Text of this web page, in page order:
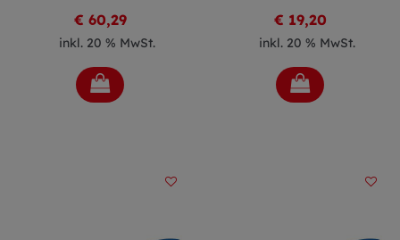
€ 60,29
inkl. 20 % MwSt.
€ 19,20
inkl. 20 % MwSt.